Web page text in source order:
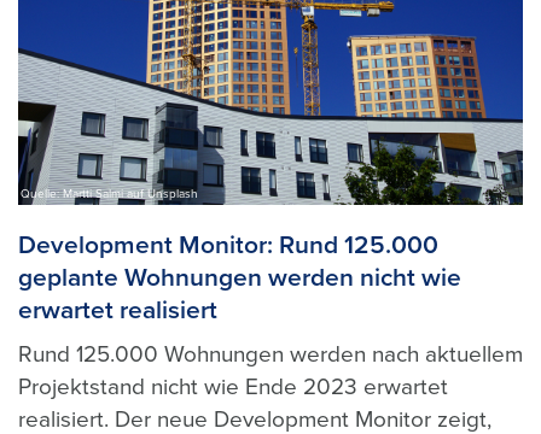
Quelle: Martti Salmi auf Unsplash
Development Monitor: Rund 125.000
geplante Wohnungen werden nicht wie
erwartet realisiert
Rund 125.000 Wohnungen werden nach aktuellem
Projektstand nicht wie Ende 2023 erwartet
realisiert. Der neue Development Monitor zeigt,